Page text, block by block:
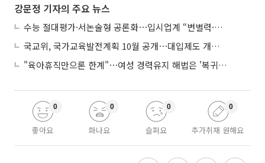
강문정 기자의 주요 뉴스
수능 절대평가·서논술형 공론화⋯입시업계 “변별력·사교육 대책 먼저”
국교위, 국가교육발전계획 10월 공개⋯대입제도 개편 공론화 추진
"육아휴직만으론 한계"⋯여성 경력유지 해법은 '복귀 후 유연근무’
좋아요
0
화나요
0
슬퍼요
0
추가취재 원해요
0